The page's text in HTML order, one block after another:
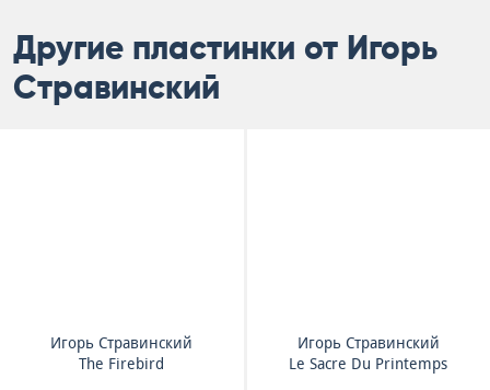
Другие пластинки от Игорь
Стравинский
Игорь Стравинский
The Firebird
Игорь Стравинский
Le Sacre Du Printemps